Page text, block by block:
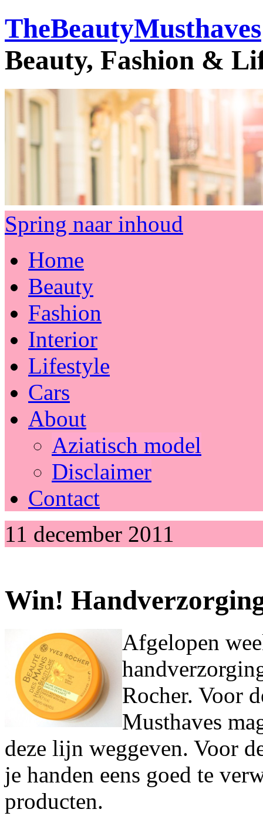
TheBeautyMusthaves
Beauty, Fashion &
Spring naar inhoud
Home
Beauty
Fashion
Interior
Lifestyle
Cars
About
Aziatisch model
Disclaimer
Contact
11 december 2011
Win!
Afgelopen
Rocher. Voor
Musthaves
deze lijn weggeven. Voor
je handen eens goed te
producten.